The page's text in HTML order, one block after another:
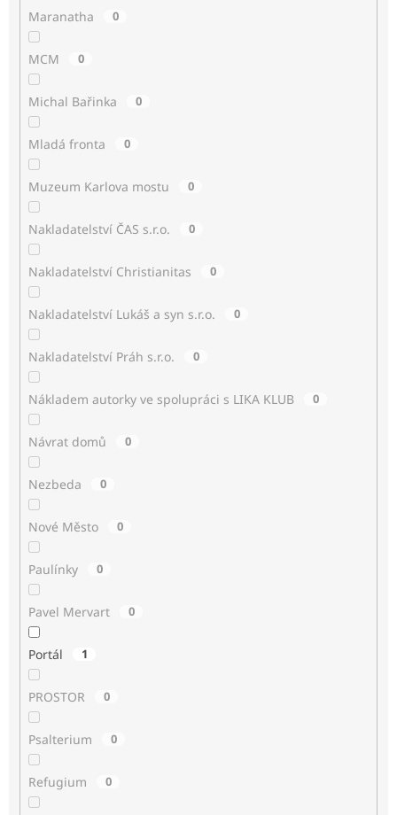
Maranatha 0
MCM 0
Michal Bařinka 0
Mladá fronta 0
Muzeum Karlova mostu 0
Nakladatelství ČAS s.r.o. 0
Nakladatelství Christianitas 0
Nakladatelství Lukáš a syn s.r.o. 0
Nakladatelství Práh s.r.o. 0
Nákladem autorky ve spolupráci s LIKA KLUB 0
Návrat domů 0
Nezbeda 0
Nové Město 0
Paulínky 0
Pavel Mervart 0
Portál 1
PROSTOR 0
Psalterium 0
Refugium 0